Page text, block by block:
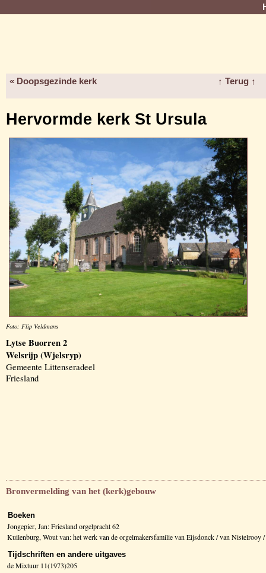
« Doopsgezinde kerk ↑ Terug ↑
Hervormde kerk St Ursula
Foto: Flip Veldmans
Lytse Buorren 2
Welsrijp (Wjelsryp)
Gemeente Littenseradeel
Friesland
Bronvermelding van het (kerk)gebouw
Boeken
Jongepier, Jan: Friesland orgelpracht 62
Kuilenburg, Wout van: het werk van de orgelmakersfamilie van Eijsdonck / van
Tijdschriften en andere uitgaves
de Mixtuur 11(1973)205